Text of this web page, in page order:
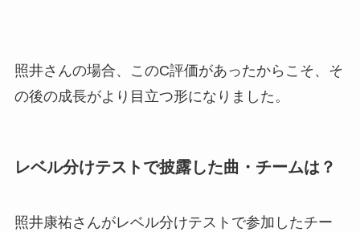
照井さんの場合、このC評価があったからこそ、そ
の後の成長がより目立つ形になりました。
レベル分けテストで披露した曲・チームは？
照井康祐さんがレベル分けテストで参加したチー